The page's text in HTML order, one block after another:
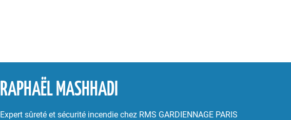
RAPHAËL MASHHADI
Expert sûreté et sécurité incendie chez RMS GARDIENNAGE PARIS